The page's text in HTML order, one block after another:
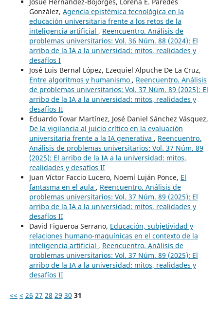
González, Agencia epistémica tecnológica en la
educación universitaria frente a los retos de la
inteligencia artificial , Reencuentro. Análisis de
problemas universitarios: Vol. 36 Núm. 88 (2024): El
arribo de la IA a la universidad: mitos, realidades y
desafíos I
José Luis Bernal López, Ezequiel Alpuche De La Cruz,
Entre algoritmos y humanismo , Reencuentro. Análisis
de problemas universitarios: Vol. 37 Núm. 89 (2025): El
arribo de la IA a la universidad: mitos, realidades y
desafíos II
Eduardo Tovar Martínez, José Daniel Sánchez Vásquez,
De la vigilancia al juicio crítico en la evaluación
universitaria frente a la IA generativa , Reencuentro.
Análisis de problemas universitarios: Vol. 37 Núm. 89
(2025): El arribo de la IA a la universidad: mitos,
realidades y desafíos II
Juan Víctor Faccio Lucero, Noemí Luján Ponce, El
fantasma en el aula , Reencuentro. Análisis de
problemas universitarios: Vol. 37 Núm. 89 (2025): El
arribo de la IA a la universidad: mitos, realidades y
desafíos II
David Figueroa Serrano, Educación, subjetividad y
relaciones humano-maquínicas en el contexto de la
inteligencia artificial , Reencuentro. Análisis de
problemas universitarios: Vol. 37 Núm. 89 (2025): El
arribo de la IA a la universidad: mitos, realidades y
desafíos II
<< < 26 27 28 29 30 31